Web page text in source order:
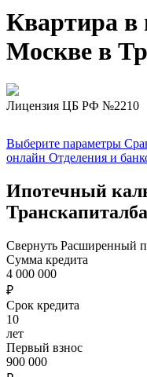
Квартира в
Москве в
Лицензия ЦБ РФ №2210
Выберите параметры
онлайн Отделения и
Ипотечный
Свернуть Расширенный
Сумма кредита
4 000 000
₽
Срок кредита
10
лет
Первый взнос
900 000